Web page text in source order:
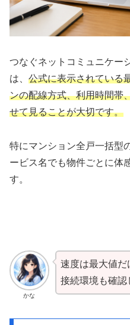
つなぐネットコミュニケー
は、 公式に表示されている
ンの配線方式、利用時間帯
せて見ることが大切です。
特にマンション全戸一括型
ービス名でも物件ごとに体
す。
かな
速度は最大値
接続環境も確認